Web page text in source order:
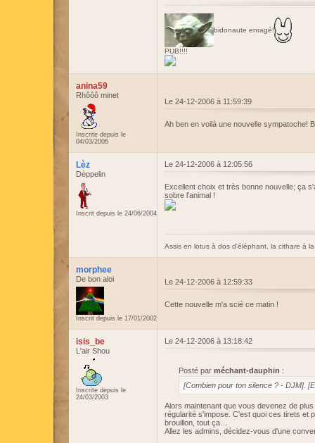
bidonaute enragé!
PUB!!!!
anina59
Rhôôô minet
Inscrite depuis le
04/03/2006
Le 24-12-2006 à 11:59:39
Ah ben en voilà une nouvelle sympatoche!
Lèz
Dèppelin
Inscrit depuis le 24/06/2004
Le 24-12-2006 à 12:05:56
Excellent choix et très bonne nouvelle; ça
sobre l'animal !
Assis en lotus à dos d'éléphant, la cithare à
morphee
De bon aloi
Inscrit depuis le 17/01/2002
Le 24-12-2006 à 12:59:33
Cette nouvelle m'a scié ce matin !
isis_be
L'air Shou
Inscrite depuis le
24/03/2003
Le 24-12-2006 à 13:18:42
Posté par méchant-dauphin :
[Combien pour ton silence ? - DJM].
Alors maintenant que vous devenez de
régularité s'impose. C'est quoi ces tirets et
brouillon, tout ça…
Allez les admins, décidez-vous d'une